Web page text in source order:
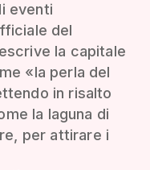
eventi
del
la capitale
«la perla del
in risalto
la laguna di
per attirare i